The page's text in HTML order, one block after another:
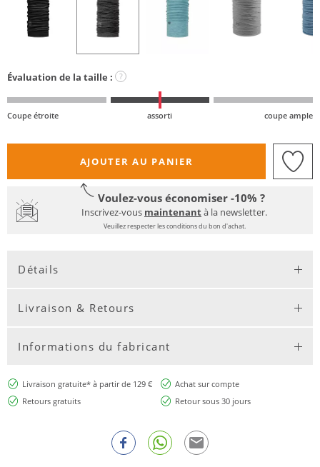
Évaluation de la taille : ?
Coupe étroite assorti coupe ample
AJOUTER AU PANIER
Voulez-vous économiser -10% ?
Inscrivez-vous maintenantà la newsletter.
Veuillez respecter les conditions du bon d'achat.
Détails
Livraison & Retours
Informations du fabricant
Livraison gratuite* à partir de 129 €
Achat sur compte
Retours gratuits
Retour sous 30 jours